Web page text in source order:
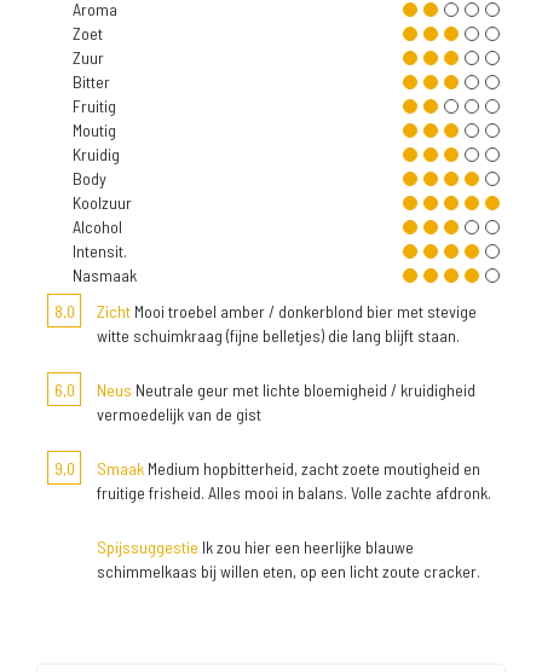
Aroma
Zoet
Zuur
Bitter
Fruitig
Moutig
Kruidig
Body
Koolzuur
Alcohol
Intensit.
Nasmaak
8,0
Zicht Mooi troebel amber / donkerblond bier met stevige
witte schuimkraag (fijne belletjes) die lang blijft staan.
6,0 Neus Neutrale geur met lichte bloemigheid / kruidigheid
vermoedelijk van de gist
9,0 Smaak Medium hopbitterheid, zacht zoete moutigheid en
fruitige frisheid. Alles mooi in balans. Volle zachte afdronk.
Spijssuggestie Ik zou hier een heerlijke blauwe
schimmelkaas bij willen eten, op een licht zoute cracker.